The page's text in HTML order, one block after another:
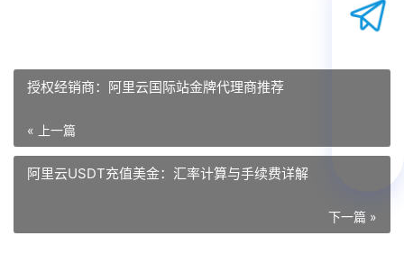
授权经销商：阿里云国际站金牌代理商推荐
« 上一篇
阿里云USDT充值美金：汇率计算与手续费详解
下一篇 »